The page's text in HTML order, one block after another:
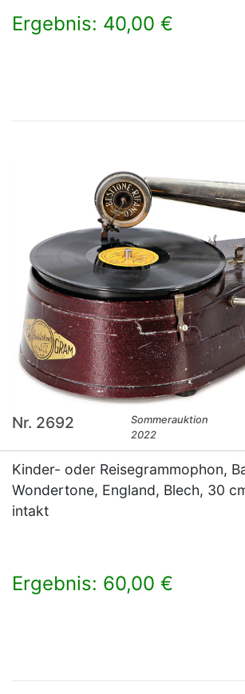
Ergebnis: 40,00 €
Nr. 2692
Sommerauktion
2022
Kinder- oder Reisegrammophon,
Wondertone, England, Blech, 30
intakt
Ergebnis: 60,00 €